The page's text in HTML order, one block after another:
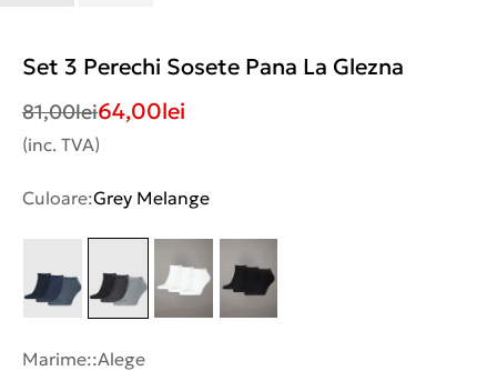
Set 3 Perechi Sosete Pana La Glezna
81,00lei64,00lei
(inc. TVA)
Culoare:Grey Melange
Marime::Alege